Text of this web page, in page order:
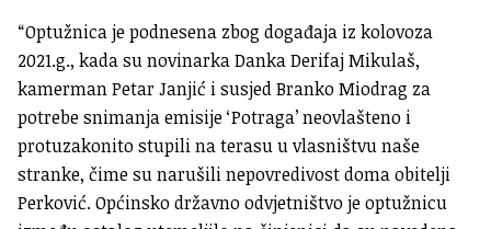
“Optužnica je podnesena zbog događaja iz kolovoza
2021.g., kada su novinarka Danka Derifaj Mikulaš,
kamerman Petar Janjić i susjed Branko Miodrag za
potrebe snimanja emisije ‘Potraga’ neovlašteno i
protuzakonito stupili na terasu u vlasništvu naše
stranke, čime su narušili nepovredivost doma obitelji
Perković. Općinsko državno odvjetništvo je optužnicu